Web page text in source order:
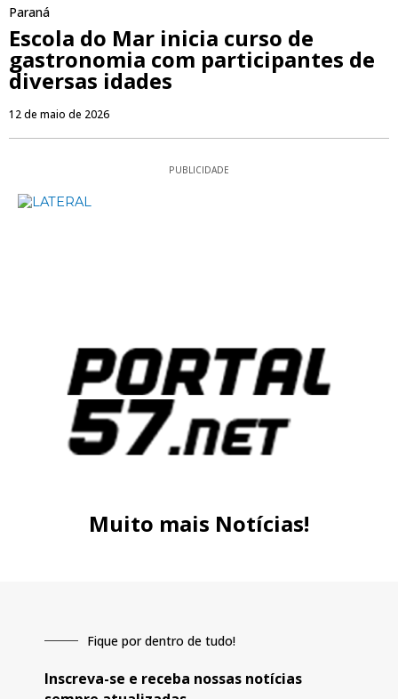
Paraná
Escola do Mar inicia curso de
gastronomia com participantes de
diversas idades
12 de maio de 2026
PUBLICIDADE
Muito mais Notícias!
Fique por dentro de tudo!
Inscreva-se e receba nossas notícias